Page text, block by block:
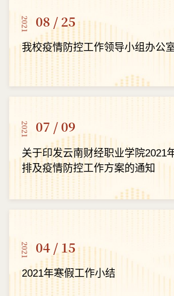
2021 08 / 25
我校疫情防控工作领导小组办公
2021 07 / 09
关于印发云南财经职业学院2021
排及疫情防控工作方案的通知
2021 04 / 15
2021年寒假工作小结